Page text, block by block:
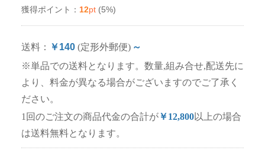
獲得ポイント： 12pt (5%)
送料： ￥140 (定形外郵便) ～
※単品での送料となります。数量,組み合せ,配送先に
より、料金が異なる場合がございますのでご了承く
ださい。
1回のご注文の商品代金の合計が￥12,800以上の場合
は送料無料となります。